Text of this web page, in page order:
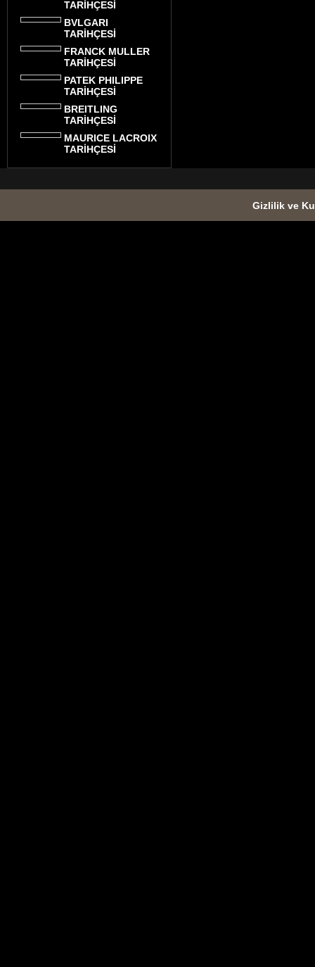
TARİHÇESİ
BVLGARI
TARİHÇESİ
FRANCK MULLER
TARİHÇESİ
PATEK PHILIPPE
TARİHÇESİ
BREITLING
TARİHÇESİ
MAURICE LACROIX
TARİHÇESİ
Gizlilik ve